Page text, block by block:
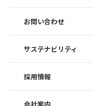
お問い合わせ
サステナビリティ
採用情報